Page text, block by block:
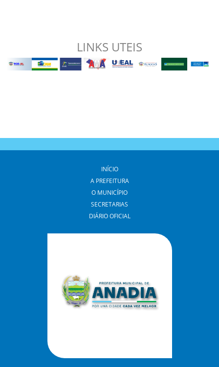
LINKS UTEIS
INÍCIO
A PREFEITURA
O MUNICÍPIO
SECRETARIAS
DIÁRIO OFICIAL